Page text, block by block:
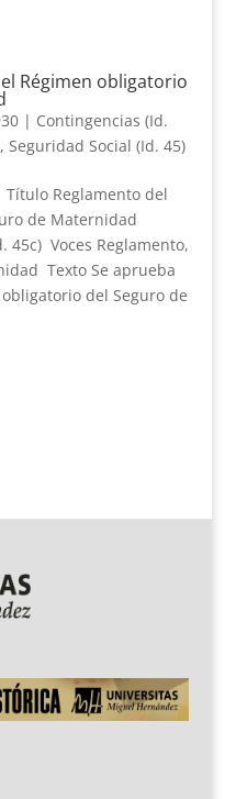
Régimen obligatorio
| Contingencias (Id.
, Seguridad Social (Id. 45)
Reglamento del
de Maternidad
45c) Voces Reglamento,
Texto Se aprueba
del Seguro de